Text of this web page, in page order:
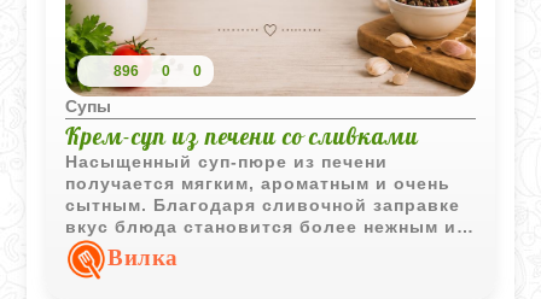
896 0 0
Супы
Крем-суп из печени со сливками
Насыщенный суп-пюре из печени
получается мягким, ароматным и очень
сытным. Благодаря сливочной заправке
вкус блюда становится более нежным и
сбалансированным.
Вилка